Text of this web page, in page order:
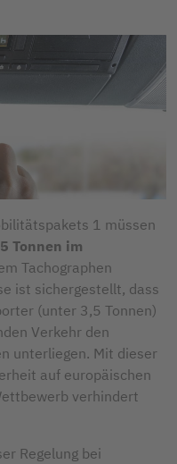
1 müssen
Tonnen im
Tachographen
ist sichergestellt, dass
(unter 3,5 Tonnen)
Verkehr den
unterliegen. Mit dieser
auf europäischen
verhindert
Regelung bei